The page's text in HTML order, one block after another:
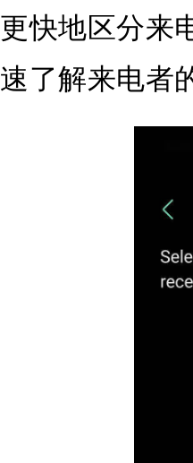
更快地区分来
速了解来电者